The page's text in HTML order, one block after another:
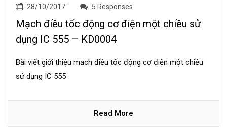
28/10/2017 5 Responses
Mạch điều tốc động cơ điện một chiều sử
dụng IC 555 – KD0004
Bài viết giới thiệu mạch điều tốc động cơ điện một chiều
sử dụng IC 555
Read More